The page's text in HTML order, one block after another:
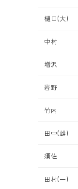
樋口(大)
中村
増沢
岩野
竹内
田中(雄)
須佐
田村(一)